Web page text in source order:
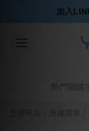
熱門關鍵
加入